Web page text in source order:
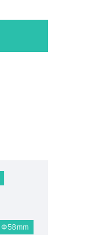
Φ58mm